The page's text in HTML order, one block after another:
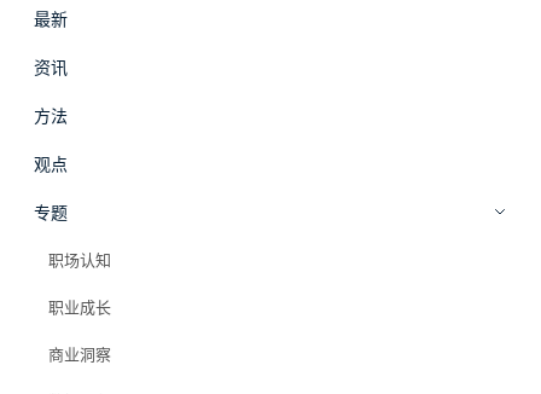
最新
资讯
方法
观点
专题
职场认知
职业成长
商业洞察
AI ·方法
语义层不是新名词，是 AI 时代的数
据说明书
Elazer (石头)
2026年7月2日